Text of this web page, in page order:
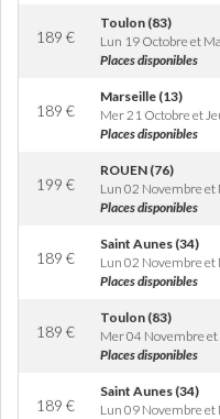
189 €
Toulon (83)
Lun 19 Octobre et
Places disponibles
189 €
Marseille (13)
Mer 21 Octobre et
Places disponibles
199 €
ROUEN (76)
Lun 02 Novembre
Places disponibles
189 €
Saint Aunes (34)
Lun 02 Novembre
Places disponibles
189 €
Toulon (83)
Mer 04 Novembre
Places disponibles
189 €
Saint Aunes (34)
Lun 09 Novembre